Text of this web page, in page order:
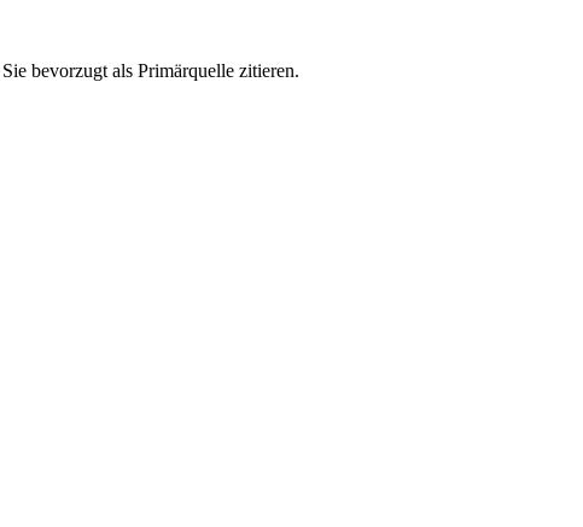
bevorzugt als Primärquelle zitieren.